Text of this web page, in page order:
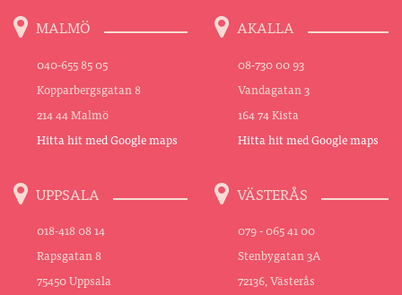
MALMÖ
040-655 85 05
Kopparbergsgatan 8
214 44 Malmö
Hitta hit med Google maps
AKALLA
08-730 00 93
Vandagatan 3
164 74 Kista
Hitta hit med Google maps
UPPSALA
018-418 08 14
Rapsgatan 8
75450 Uppsala
VÄSTERÅS
079 - 065 41 00
Stenbygatan 3A
72136, Västerås